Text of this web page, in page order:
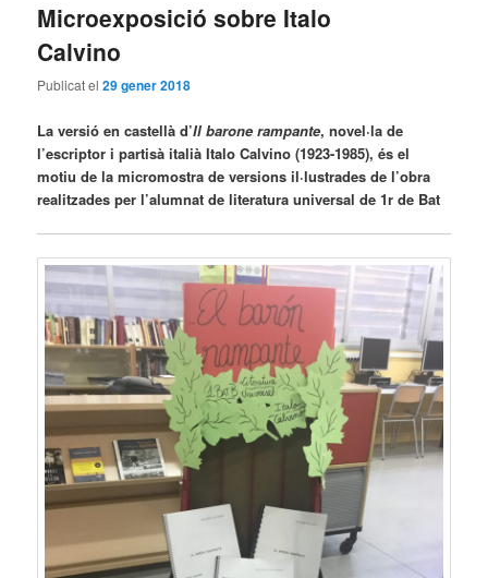
Microexposició sobre Italo
Calvino
Publicat el29 gener 2018
La versió en castellà d’Il barone rampante, novel·la de
l’escriptor i partisà italià Italo Calvino (1923-1985), és el
motiu de la micromostra de versions il·lustrades de l’obra
realitzades per l’alumnat de literatura universal de 1r de Bat